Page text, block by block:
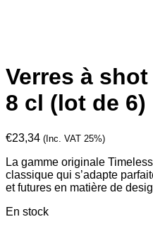
Verres à
8 cl (lot de 6)
€23,34 (Inc. VAT 25%)
La gamme originale
classique qui s’adapte
et futures en matière de
En stock